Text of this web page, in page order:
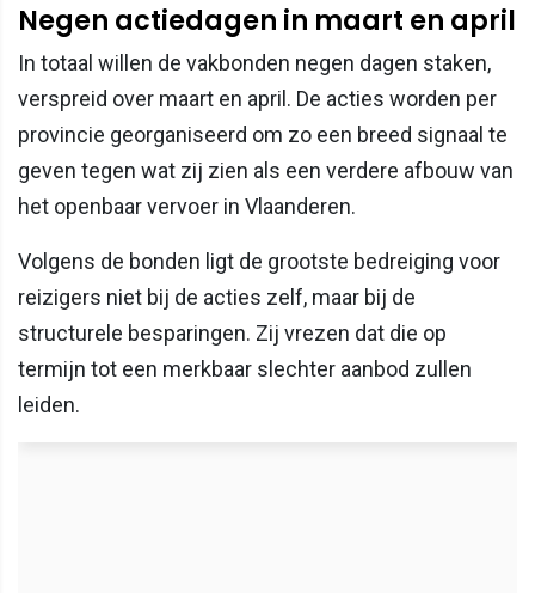
Negen actiedagen in maart en april
In totaal willen de vakbonden negen dagen staken,
verspreid over maart en april. De acties worden per
provincie georganiseerd om zo een breed signaal te
geven tegen wat zij zien als een verdere afbouw van
het openbaar vervoer in Vlaanderen.
Volgens de bonden ligt de grootste bedreiging voor
reizigers niet bij de acties zelf, maar bij de
structurele besparingen. Zij vrezen dat die op
termijn tot een merkbaar slechter aanbod zullen
leiden.